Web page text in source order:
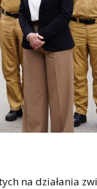
na działania